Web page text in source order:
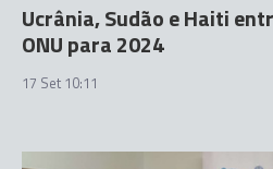
Ucrânia, Sudão e Haiti
ONU para 2024
17 Set 10:11